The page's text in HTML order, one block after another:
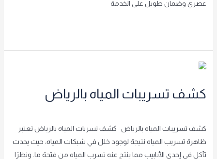
عصري وضمان طويل على الخدمة
كشف تسريبات المياه بالرياض
كشف تسريبات المياه بالرياض كشف تسربات المياه بالرياض تعتبر
ظاهرة تسريب المياه نتيجة لوجود خلل في شبكات المياه، حيث يحدث
تآكل في إحدى الأنابيب مما ينتج عنه تسرب المياه من فتحة ما. ونظرًا
كشف
المياه